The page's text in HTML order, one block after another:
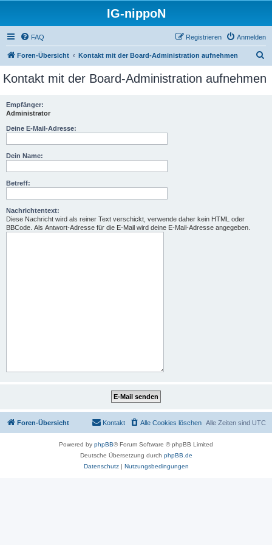
IG-nippoN
FAQ Anmelden
Registrieren
Foren-Übersicht Kontakt mit der Board-Administration aufnehmen
c
Kontakt mit der Board-Administration aufnehmen
Empfänger:
Administrator
Deine E-Mail-Adresse:
Dein Name:
Betreff:
Nachrichtentext:
Diese Nachricht wird als reiner Text verschickt, verwende daher kein HTML oder
BBCode. Als Antwort-Adresse für die E-Mail wird deine E-Mail-Adresse angegeben.
Foren-Übersicht Alle Zeiten sind UTC
Alle Cookies löschen
Kontakt
Powered by phpBB® Forum Software © phpBB Limited
Deutsche Übersetzung durch phpBB.de
Datenschutz| Nutzungsbedingungen